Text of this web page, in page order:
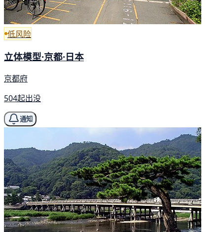
低风险
立体模型·京都·日本
京都府
504起出没
通知